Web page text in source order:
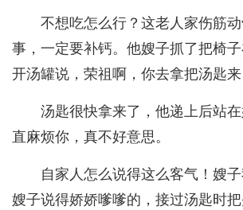
不想吃怎么行？这老人家伤筋
事，一定要补钙。他嫂子抓了把椅
开汤罐说，荣祖啊，你去拿把汤匙来
汤匙很快拿来了，他递上后站
直麻烦你，真不好意思。
自家人怎么说得这么客气！嫂
嫂子说得娇娇嗲嗲的，接过汤匙时